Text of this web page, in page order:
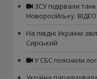
ЗСУ підірвали
Новоросійську. ВІДЕО
На півдні України
Сирський
У СБС пояснили